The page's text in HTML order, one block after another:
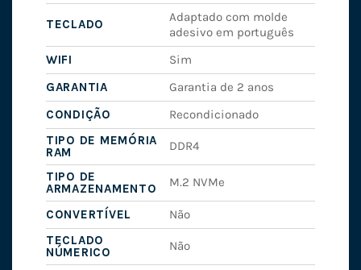
TECLADO
Adaptado com molde
adesivo em português
WIFI
Sim
GARANTIA
Garantia de 2 anos
CONDIÇÃO
Recondicionado
TIPO DE MEMÓRIA
RAM
DDR4
TIPO DE
ARMAZENAMENTO
M.2 NVMe
CONVERTÍVEL
Não
TECLADO
NÚMERICO
Não